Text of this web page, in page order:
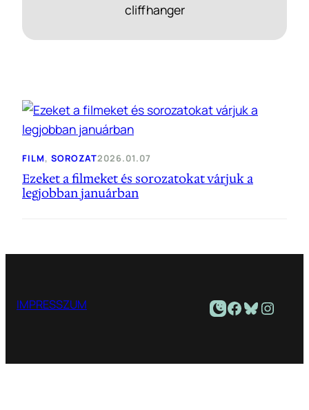
cliffhanger
FILM, SOROZAT2026.01.07
Ezeket a filmeket és sorozatokat várjuk a
legjobban januárban
IMPRESSZUM Facebook Bluesky Instagram